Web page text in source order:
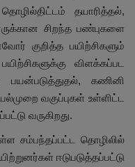
தயாரித்தல்,
சிறந்த பண்புகளை
குறித்த பயிற்சிகளும்
விளக்கப்பட
கணினி
வகுப்புகள் உள்ளிட்ட
வருகிறது.
சம்பந்தப்பட்ட தொழிலில்
ஈடுபடுத்தப்பட்டு